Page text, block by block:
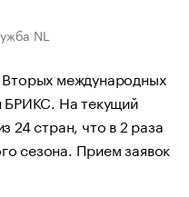
NL
Вторых международных
БРИКС. На текущий
24 стран, что в 2 раза
сезона. Прием заявок